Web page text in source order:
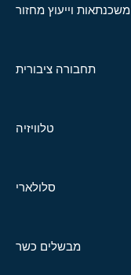
משכנתאות וייעוץ מחזור
תחבורה ציבורית
טלוויזיה
סלולארי
מבשלים כשר